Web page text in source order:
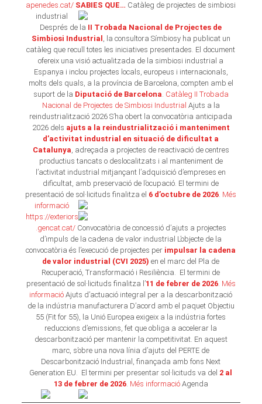
apenedes.cat/ SABIES QUE… Catàleg de projectes de simbiosi
industrial
Després de la II Trobada Nacional de Projectes de
Simbiosi Industrial , la consultora Símbiosy ha publicat un
catàleg que recull totes les iniciatives presentades. El document
ofereix una visió actualitzada de la simbiosi industrial a
Espanya i inclou projectes locals, europeus i internacionals,
molts dels quals, a la província de Barcelona, compten amb el
suport de la Diputació de Barcelona. Catàleg II Trobada
Nacional de Projectes de Simbiosi Industrial Ajuts a la
reindustrialització 2026 S’ha obert la convocatòria anticipada
2026 dels ajuts a la reindustrialització i manteniment
d’activitat industrial en situació de dificultat a
Catalunya, adreçada a projectes de reactivació de centres
productius tancats o deslocalitzats i al manteniment de
l’activitat industrial mitjançant l’adquisició d’empreses en
dificultat, amb preservació de l’ocupació. El termini de
presentació de sol·licituds finalitza el 6 d’octubre de 2026. Més
informació
https://exteriors
.gencat.cat/Convocatòria de concessió d’ajuts a projectes
d’impuls de la cadena de valor industrial L’objecte de la
convocatòria és l’execució de projectes per impulsar la cadena
de valor industrial (CVI 2025) en el marc del Pla de
Recuperació, Transformació i Resiliència. El termini de
presentació de sol·licituds finalitza l’11 de febrer de 2026. Més
informació Ajuts d’actuació integral per a la descarbonització
de la indústria manufacturera D’acord amb el paquet Objectiu
55 (Fit for 55), la Unió Europea exigeix a la indústria fortes
reduccions d’emissions, fet que obliga a accelerar la
descarbonització per mantenir la competitivitat. En aquest
marc, s’obre una nova línia d’ajuts del PERTE de
Descarbonització Industrial, finançada amb fons Next
Generation EU. El termini per presentar sol·licituds va del 2 al
13 de febrer de 2026. Més informació Agenda